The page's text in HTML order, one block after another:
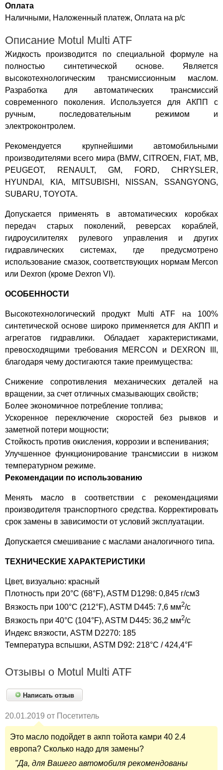
IV
Допуски:PEUGEOT - Z 000169756, # 9730 AC, AW-1,
Допуски:Porsche Part Number 043 207 29 , 043 207 30 ,
000 430 20 , Part Number 999 917 546 00
Допуски:FORD - MERCON, MERCON V, MERCON SP, #
XT-2-QDX, # XT-5-QM, # XT-6-QSP, # XT-8-QAW, # XT-9-
QMM5, M2C 138-CJ, WSA-M2C-195-A, WSS-M
Допуски:CITROEN - Z 000169756, AW-1, JWS 3309
Допуски:
GM DEXRON III G, III H, II D, II E # 88900925, #
1940773, # 1940771, #19256039, AW-1
ETL8072B, # 83 22 9 407 807, # 83 22 0 142 516, # 83 22 0
402 413
Допуски: Infiniti / NISSAN MATIC S, MATIC K, MATIC J,
MATIC D
Допуски: Audi (VAG) G 052 182 , TL 52 182 , G 052 529, G
052 171
LAND ROVER - M1375.4, # TYK500050
Допуски:
MITSUBISHI - Diamond (USA) / Dia Queen PSF,
Допуски:Mitsubishi Diamond ATF SP II, SP III
Renaultmatic D3
Допуски:FIAT - 9.55550-AV1, 9.55550-AV2, 9.55550-AV4
Допуски: CHRYSLER - MS 7176, MS 7176D, MS 7176E,
MS 9602, ATF+, ATF+2, ATF +3, ATF +4
Допуски:Daimler-Chrysler ATF +3, ATF +4
Допуски:
Допуски:
Acura/HONDA ATF Z1 (except CVTs), ATF DW-1
(except CVTs)
Оплата
Наличными, Наложенный платеж, Оплата на р/с
Описание Motul Multi ATF
Жидкость производится по специальной формуле на
полностью синтетической основе. Является
высокотехнологическим трансмиссионным маслом.
Разработка для автоматических трансмиссий
современного поколения. Используется для АКПП с
ручным, последовательным режимом и
электроконтролем.
Рекомендуется крупнейшими автомобильными
производителями всего мира (BMW, CITROEN, FIAT, MB,
PEUGEOT, RENAULT, GM, FORD, CHRYSLER,
HYUNDAI, KIA, MITSUBISHI, NISSAN, SSANGYONG,
SUBARU, TOYOTA.
Допускается применять в автоматических коробках
передач старых поколений, реверсах кораблей,
гидроусилителях рулевого управления и других
гидравлических системах, где предусмотрено
использование смазок, соответствующих нормам Mercon
или Dexron (кроме Dexron VI).
ОСОБЕННОСТИ
Высокотехнологический продукт Multi ATF на 100%
синтетической основе широко применяется для АКПП и
агрегатов гидравлики. Обладает характеристиками,
превосходящими требования MERCON и DEXRON III,
благодаря чему достигаются такие преимущества:
Снижение сопротивления механических деталей на
вращении, за счет отличных смазывающих свойств;
Более экономичное потребление топлива;
Ускоренное переключение скоростей без рывков и
заметной потери мощности;
Стойкость против окисления, коррозии и вспенивания;
Улучшенное функционирование трансмиссии в низком
температурном режиме.
Рекомендации по использованию
Менять масло в соответствии с рекомендациями
производителя транспортного средства. Корректировать
срок замены в зависимости от условий эксплуатации.
Допускается смешивание с маслами аналогичного типа.
ТЕХНИЧЕСКИЕ ХАРАКТЕРИСТИКИ
Цвет, визуально: красный
Плотность при 20°C (68°F), ASTM D1298: 0,845 г/см3
Вязкость при 100°C (212°F), ASTM D445: 7,6 мм2/с
Вязкость при 40°C (104°F), ASTM D445: 36,2 мм2/с
Индекс вязкости, ASTM D2270: 185
Температура вспышки, ASTM D92: 218°C / 424,4°F
Отзывы о Motul Multi ATF
Написать отзыв
20.01.2019 от Посетитель
Это масло подойдет в акпп тойота камри 40 2.4
европа? Сколько надо для замены?
Да, для Вашего автомобиля рекомендованы